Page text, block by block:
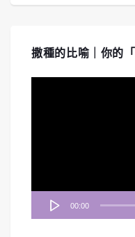
撒種的比喻｜你的
00:00